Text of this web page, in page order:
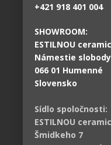
+421 918 401 004
SHOWROOM:
ESTILNOU
Námestie
066 01 Humenné
Slovensko
Sídlo spoločnosti:
ESTILNOU
Šmidkeho 7